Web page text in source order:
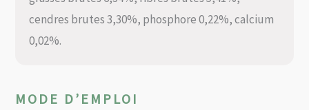
cendres brutes 3,30%, phosphore 0,22%, calcium
0,02%.
MODE D’EMPLOI